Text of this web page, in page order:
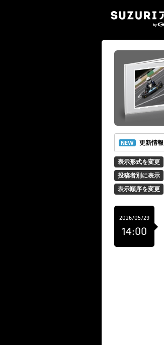
更新情報
表示形式を変更
投稿者別に表示
表示順序を変更
2026/05/29
14:00